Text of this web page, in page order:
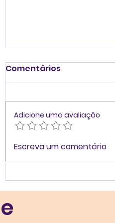
Case | O
desenvolvimento de
Comentários
Adicione uma avaliação
Escreva um comentário